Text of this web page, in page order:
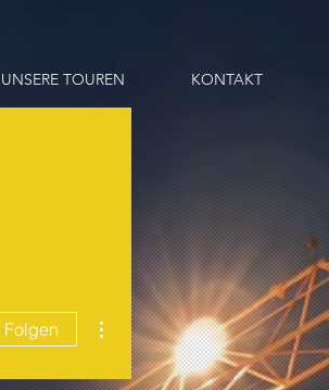
UNSERE TOUREN KONTAKT
Folgen
Weitere Optionen